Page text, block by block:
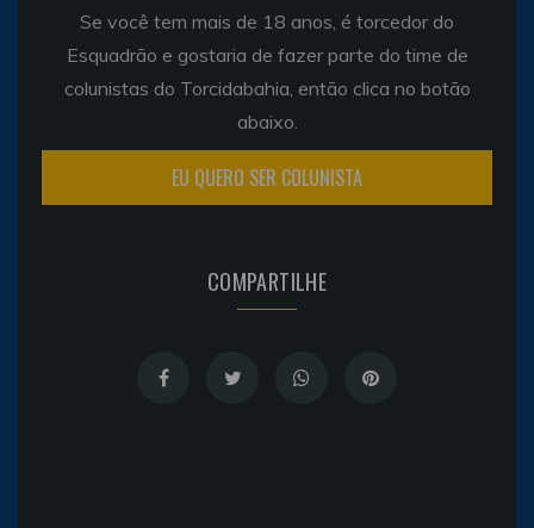
Se você tem mais de 18 anos, é torcedor do
Esquadrão e gostaria de fazer parte do time de
colunistas do Torcidabahia, então clica no botão
abaixo.
EU QUERO SER COLUNISTA
COMPARTILHE